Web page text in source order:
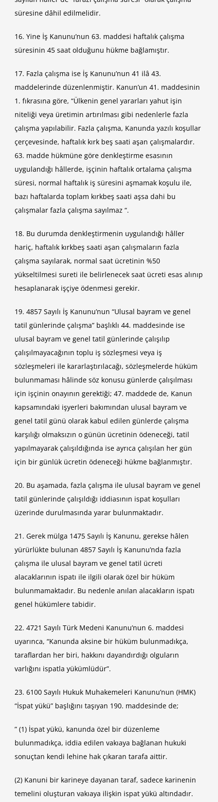
süresine dâhil edilmelidir.
16. Yine İş Kanunu’nun 63. maddesi haftalık çalışma
süresinin 45 saat olduğunu hükme bağlamıştır.
17. Fazla çalışma ise İş Kanunu’nun 41 ilâ 43.
maddelerinde düzenlenmiştir. Kanun’un 41. maddesinin
1. fıkrasına göre, “Ülkenin genel yararları yahut işin
niteliği veya üretimin artırılması gibi nedenlerle fazla
çalışma yapılabilir. Fazla çalışma, Kanunda yazılı koşullar
çerçevesinde, haftalık kırk beş saati aşan çalışmalardır.
63. madde hükmüne göre denkleştirme esasının
uygulandığı hâllerde, işçinin haftalık ortalama çalışma
süresi, normal haftalık iş süresini aşmamak koşulu ile,
bazı haftalarda toplam kırkbeş saati aşsa dahi bu
çalışmalar fazla çalışma sayılmaz “.
18. Bu durumda denkleştirmenin uygulandığı hâller
hariç, haftalık kırkbeş saati aşan çalışmaların fazla
çalışma sayılarak, normal saat ücretinin %50
yükseltilmesi sureti ile belirlenecek saat ücreti esas alınıp
hesaplanarak işçiye ödenmesi gerekir.
19. 4857 Sayılı İş Kanunu’nun “Ulusal bayram ve genel
tatil günlerinde çalışma” başlıklı 44. maddesinde ise
ulusal bayram ve genel tatil günlerinde çalışılıp
çalışılmayacağının toplu iş sözleşmesi veya iş
sözleşmeleri ile kararlaştırılacağı, sözleşmelerde hüküm
bulunmaması hâlinde söz konusu günlerde çalışılması
için işçinin onayının gerektiği; 47. maddede de, Kanun
kapsamındaki işyerleri bakımından ulusal bayram ve
genel tatil günü olarak kabul edilen günlerde çalışma
karşılığı olmaksızın o günün ücretinin ödeneceği, tatil
yapılmayarak çalışıldığında ise ayrıca çalışılan her gün
için bir günlük ücretin ödeneceği hükme bağlanmıştır.
20. Bu aşamada, fazla çalışma ile ulusal bayram ve genel
tatil günlerinde çalışıldığı iddiasının ispat koşulları
üzerinde durulmasında yarar bulunmaktadır.
21. Gerek mülga 1475 Sayılı İş Kanunu, gerekse hâlen
yürürlükte bulunan 4857 Sayılı İş Kanunu’nda fazla
çalışma ile ulusal bayram ve genel tatil ücreti
alacaklarının ispatı ile ilgili olarak özel bir hüküm
bulunmamaktadır. Bu nedenle anılan alacakların ispatı
genel hükümlere tabidir.
22. 4721 Sayılı Türk Medeni Kanunu’nun 6. maddesi
uyarınca, “Kanunda aksine bir hüküm bulunmadıkça,
taraflardan her biri, hakkını dayandırdığı olguların
varlığını ispatla yükümlüdür”.
23. 6100 Sayılı Hukuk Muhakemeleri Kanunu’nun (HMK)
“İspat yükü” başlığını taşıyan 190. maddesinde de;
” (1) İspat yükü, kanunda özel bir düzenleme
bulunmadıkça, iddia edilen vakıaya bağlanan hukuki
sonuçtan kendi lehine hak çıkaran tarafa aittir.
(2) Kanuni bir karineye dayanan taraf, sadece karinenin
temelini oluşturan vakıaya ilişkin ispat yükü altındadır.